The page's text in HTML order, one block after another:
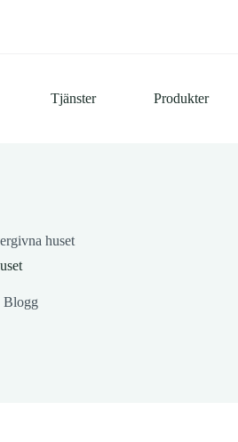
Tjänster Produkter
huset
Blogg